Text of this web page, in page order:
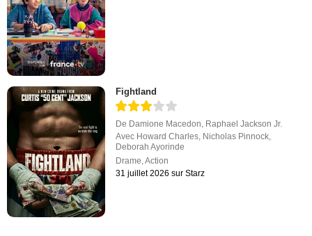
Fightland
De Damione Macedon, Raphael Jackson Jr.
Avec Howard Charles, Nicholas Pinnock,
Deborah Ayorinde
Drame,Action
31 juillet 2026 sur Starz